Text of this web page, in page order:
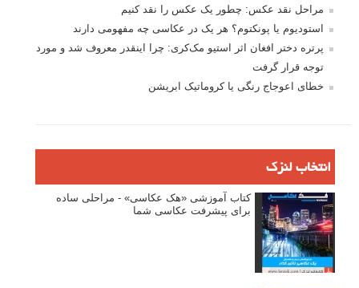
مراحل نقد عکس: چطور یک عکس را نقد کنیم
استودیوم یا پونکتوم؟ هر یک در عکاسی چه مفهومی دارند
پرتره دختر افغان اثر استیو مک‌کری: چرا اینقدر معروف شد و مورد
توجه قرار گرفت
خطای اعوجاج رنگی یا کروماتیک ابریشن
انتخاب لنزک
کتاب آموزشی «هک عکاسی» - مراحلی ساده
برای پیشرفت عکاسی شما